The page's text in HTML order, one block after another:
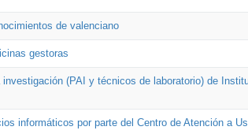
de valenciano
gestoras
(PAI y técnicos de laboratorio) de
informáticos por parte del Centro de Atención a